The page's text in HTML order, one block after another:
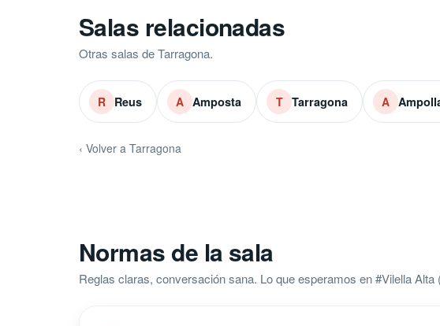
Salas relacionadas
Otras salas de Tarragona.
R Reus A Amposta T Tarragona A
‹ Volver a Tarragona
Normas de la sala
Reglas claras, conversación sana. Lo que esperamos en #Vilella Alta